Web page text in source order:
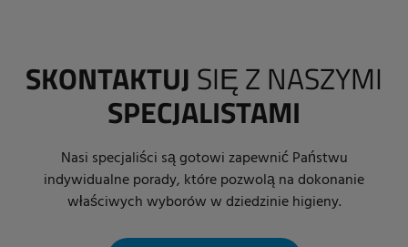
SKONTAKTUJ SIĘ Z NASZYMI
SPECJALISTAMI
Nasi specjaliści są gotowi zapewnić Państwu
indywidualne porady, które pozwolą na dokonanie
właściwych wyborów w dziedzinie higieny.